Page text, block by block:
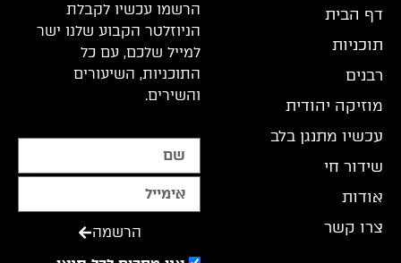
דף הבית
תוכניות
רבנים
מוזיקה יהודית
עכשיו מתנגן בלב
שידור חי
אודות
צרו קשר
הרשמו עכשיו לקבלת
הניוזלטר הקבוע שלנו ישר
למייל שלכם, עם כל
התוכניות, השיעורים
והשירים.
הרשמה